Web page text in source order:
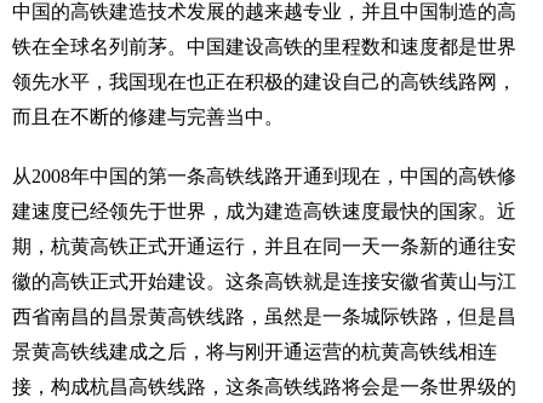
中国的高铁建造技术发展的越来越专业，并且中国制造的高
铁在全球名列前茅。中国建设高铁的里程数和速度都是世界
领先水平，我国现在也正在积极的建设自己的高铁线路网，
而且在不断的修建与完善当中。
从2008年中国的第一条高铁线路开通到现在，中国的高铁修
建速度已经领先于世界，成为建造高铁速度最快的国家。近
期，杭黄高铁正式开通运行，并且在同一天一条新的通往安
徽的高铁正式开始建设。这条高铁就是连接安徽省黄山与江
西省南昌的昌景黄高铁线路，虽然是一条城际铁路，但是昌
景黄高铁线建成之后，将与刚开通运营的杭黄高铁线相连
接，构成杭昌高铁线路，这条高铁线路将会是一条世界级的